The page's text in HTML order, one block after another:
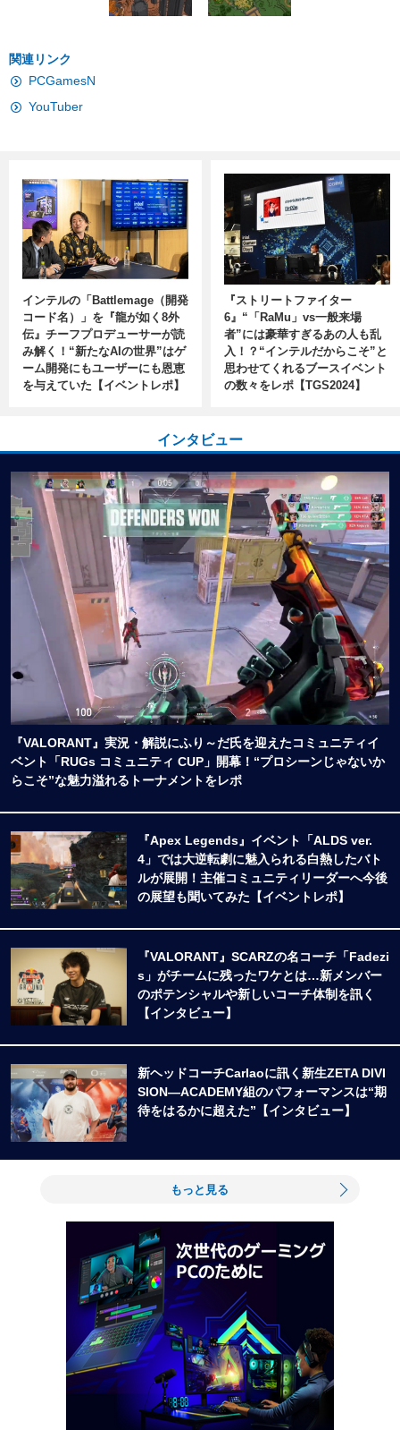
関連リンク
PCGamesN
YouTuber
インテルの「Battlemage（開発
コード名）」を『龍が如く8外
伝』チーフプロデューサーが読
み解く！“新たなAIの世界”はゲ
ーム開発にもユーザーにも恩恵
を与えていた【イベントレポ】
『ストリートファイター
6』“「RaMu」vs一般来場
者”には豪華すぎるあの人も乱
入！？“インテルだからこそ”と
思わせてくれるブースイベント
の数々をレポ【TGS2024】
インタビュー
『VALORANT』実況・解説にふり～だ氏を迎えたコミュニティイ
ベント「RUGs コミュニティ CUP」開幕！“プロシーンじゃないか
らこそ”な魅力溢れるトーナメントをレポ
『Apex Legends』イベント「ALDS ver.
4」では大逆転劇に魅入られる白熱したバト
ルが展開！主催コミュニティリーダーへ今後
の展望も聞いてみた【イベントレポ】
『VALORANT』SCARZの名コーチ「Fadezi
s」がチームに残ったワケとは…新メンバー
のポテンシャルや新しいコーチ体制を訊く
【インタビュー】
新ヘッドコーチCarlaoに訊く新生ZETA DIVI
SION―ACADEMY組のパフォーマンスは“期
待をはるかに超えた”【インタビュー】
もっと見る